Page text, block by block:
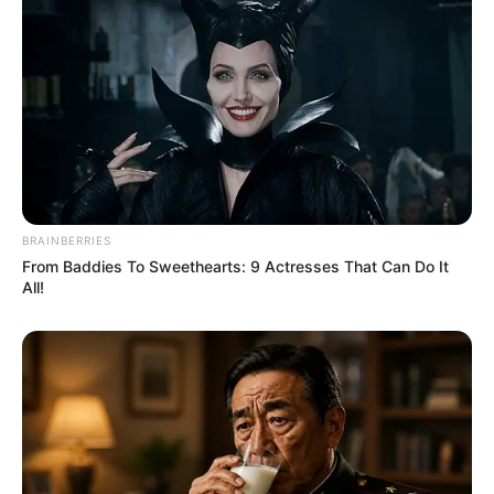
400 forintra, két gyermek után a jelenlegi 29 600
forint 59 200 forintra nőhetne. Három vagy több
gyermek esetén gyermekenként 17 000 forint
helyett 34 000 forint járhatna. Ez sok családnak
nem plusz kényelmi pénz lenne, hanem azonnal
felhasznált segítség élelmiszerre, gyógyszerre,
rezsire, iskolai kiadásokra, ruhára, menzára vagy
bérletre.
Külön támogatás jöhet a rászoruló gyerekeknek
Magyar Péter egy új, rászoruló gyermekek után
járó 100 ezer forintos iskolakezdési támogatásról
is beszélt. Ezt augusztusra időzítenék, vagyis
közvetlenül a tanévkezdés előtti időszakra, amikor
a családoknak egyszerre kell tanszerre, cipőre,
BRAINBERRIES
From Baddies To Sweethearts: 9 Actresses That Can Do It
All!